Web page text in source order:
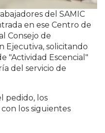
del SAMIC
en ese Centro de
Consejo de
Ejecutiva, solicitando
"Actividad Escencial"
del servicio de
pedido, los
los siguientes